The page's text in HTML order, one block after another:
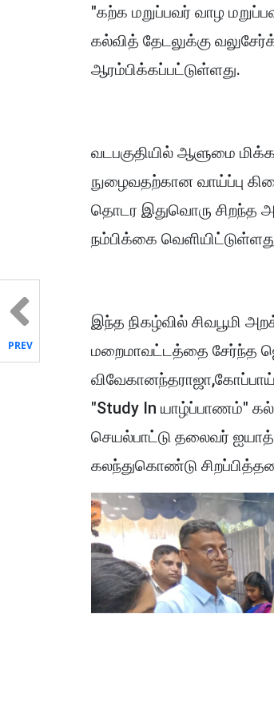
"கற்க மறுப்பவர் வாழ
கல்வித் தேடலுக்கு
ஆரம்பிக்கப்பட்டுள்ளது.
வடபகுதியில் ஆளுமை
நுழைவதற்கான வாய்ப்பு
தொடர இதுவொரு சிறந்த
நம்பிக்கை
இந்த நிகழ்வில் சிவபூமி
மறைமாவட்டத்தை சேர்ந்த
"Study In யாழ்ப்பாணம்"
செயல்பாட்டு தலைவர்
கலந்துகொண்டு
PREV